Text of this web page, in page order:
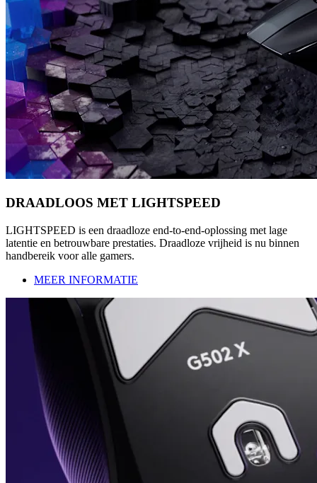
DRAADLOOS MET LIGHTSPEED
LIGHTSPEED is een draadloze end-to-end-oplossing met lage
latentie en betrouwbare prestaties. Draadloze vrijheid is nu binnen
handbereik voor alle gamers.
MEER INFORMATIE